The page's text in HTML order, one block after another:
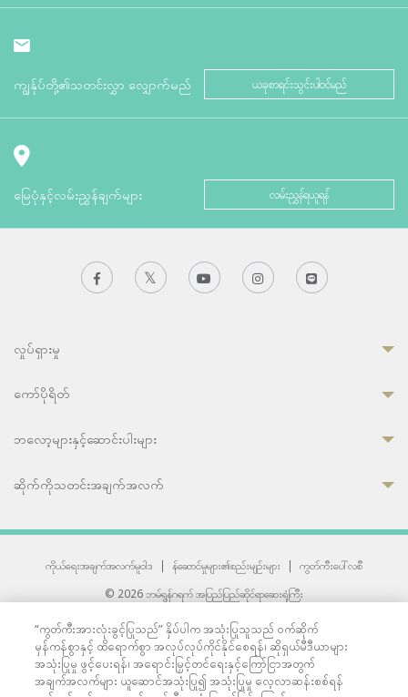
ကျွန်ုပ်တို့၏သတင်းလွှာ လျှောက်မည် ယခုစာရင်းသွင်းပါဝင်မည်
မြေပုံနှင့်လမ်းညွှန်ချက်များ လမ်းညွှန်ရယူရန်
လှုပ်ရှားမှု
ကော်ပိုရိတ်
ဘလော့များနှင့်ဆောင်းပါးများ
ဆိုက်ကိုသတင်းအချက်အလက်
ကိုယ်ရေးအချက်အလက်မူဝါဒ | န်ဆောင်မှုများ၏စည်းမျဉ်းများ |
ကွတ်ကီးပေါ်လစီ
© 2026 ဘမ်ရွန်ဂရက် အပြည်ပြည်ဆိုင်ရာဆေးရုံကြီး
33 Sukhumvit 3, Wattana, Bangkok 10110 Thailand.
All rights reserved.
“ကွတ်ကီးအားလုံးခွင့်ပြုသည်” နှိပ်ပါက အသုံးပြုသူသည် ဝက်ဆိုက်
မှန်ကန်စွာနှင့် ထိရောက်စွာ အလုပ်လုပ်ကိုင်နိုင်စေရန်၊ ဆိုရှယ်မီဒီယာများ
အသုံးပြုမှု ဖွင့်ပေးရန်၊ အရောင်းမြှင့်တင်ရေးနှင့်ကြော်ငြာအတွက်
အချက်အလက်များ ယူဆောင်အသုံးပြု၍ အသုံးပြုမှု လေ့လာဆန်းစစ်ရန်